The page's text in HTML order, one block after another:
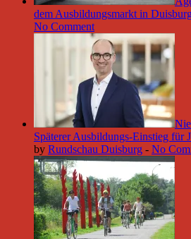
dem Ausbildungsmarkt in
No Comment
Späterer Ausbildungs-Einstieg für
by Rundschau Duisburg - No